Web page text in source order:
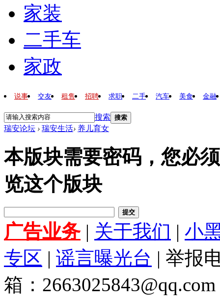
家装
二手车
家政
说事 交友 租售 招聘 求职 二手 汽车 美食 金融
搜索 搜索
瑞安论坛 › 瑞安生活› 养儿育女
本版块需要密码，您必
览这个版块
提交
广告业务| 关于我们 | 小
专区 | 谣言曝光台 | 举报
箱：2663025843@qq.com